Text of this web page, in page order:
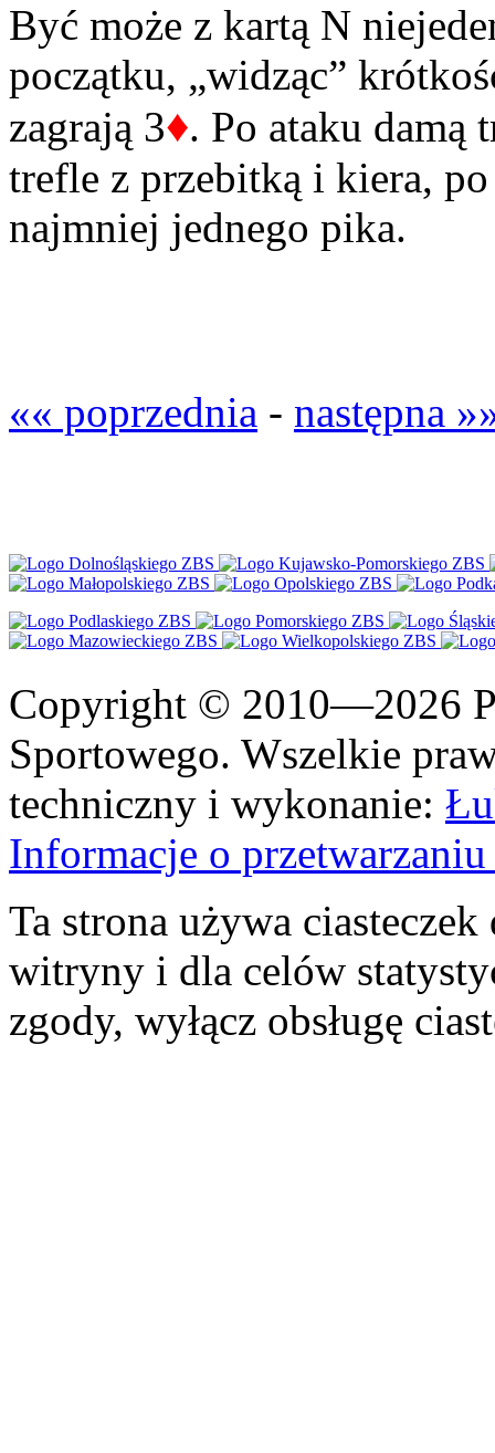
Być może z kartą N
początku, „widząc”
zagrają 3♦. Po ataku damą
trefle z przebitką i kiera,
najmniej jednego pika.
«« poprzednia - następna
Copyright © 2010—2026
Sportowego. Wszelkie
techniczny i wykonanie:
Informacje o
Ta strona używa
witryny i dla celów
zgody, wyłącz obsługę